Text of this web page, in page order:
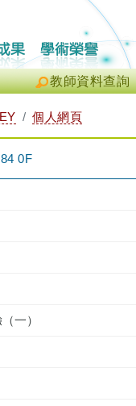
教師資料查詢
個人網頁
0F
一）